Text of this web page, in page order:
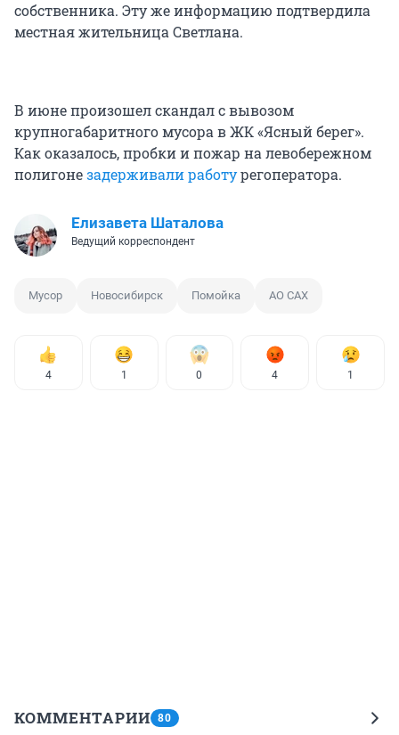
собственника. Эту же информацию подтвердила
местная жительница Светлана.
В июне произошел скандал с вывозом
крупногабаритного мусора в ЖК «Ясный берег».
Как оказалось, пробки и пожар на левобережном
полигонезадерживали работурегоператора.
Елизавета Шаталова
Ведущий корреспондент
Мусор Новосибирск Помойка АО САХ
4 1 0 4 1
КОММЕНТАРИИ 80